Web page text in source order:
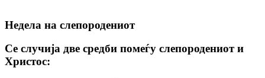
Недела на слепородениот
Се случија две средби помеѓу слепородениот и
Христос: